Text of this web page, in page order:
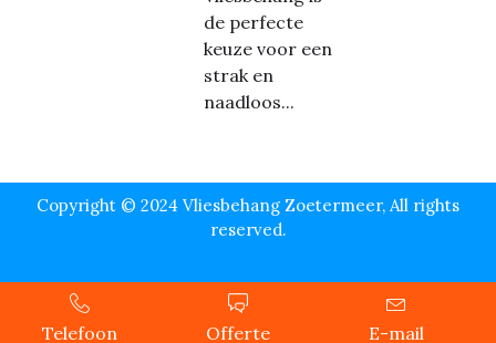
de perfecte
keuze voor een
strak en
naadloos...
Copyright © 2024 Vliesbehang Zoetermeer, All rights
reserved.
Telefoon Offerte E-mail